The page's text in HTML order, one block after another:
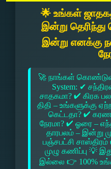
🌟 உங்கள்
இன்று
இன்று எனக்கு
🚀 நாங்கள்
System: ✔
சாதகமா? ✔ கிரக
திதி – உங்களுக்கு
கெட்டதா? ✔
நேரமா? ✔ ஓரை –
தாரபலம் – இன்று
பஞ்சபட்சி
முழு கணிப்பு 💡
இல்லை 👉 100%